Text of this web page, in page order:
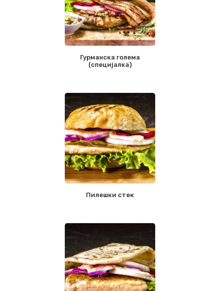
Гурманска голема
(специјалка)
Пилешки стек